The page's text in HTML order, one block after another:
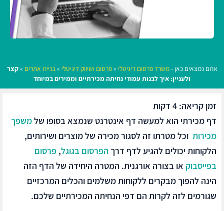
אתם נמצאים כאן -משרד פרסום דיגיטלי »פרסום ושיווק דיגיטלי » בניית אתרים »קצר
ולעניין: איך לבנות עמודי נחיתה מכירתיים וממירים במיוחד
זמן קריאה: 4 דקות
דף מכירתי הוא למעשה דף אינטרנט שנמצא בסופו שלמשפך
מכירות וכל מטרתו זה לסגור מכירה של מוצרים ושירותים,
הלקוחות יכולים להגיע לדף דרך הפרסום בגוגל, פרסום
בפייסבוק או בצורה אורגנית. המטרה היחידה של הדף הזה
הינה להפוך מבקרים ללקוחות משלמים והכלים המרכזיים
שגורמים לזה לקרות הם דפי הנחיתה המכירתיים שלכם.